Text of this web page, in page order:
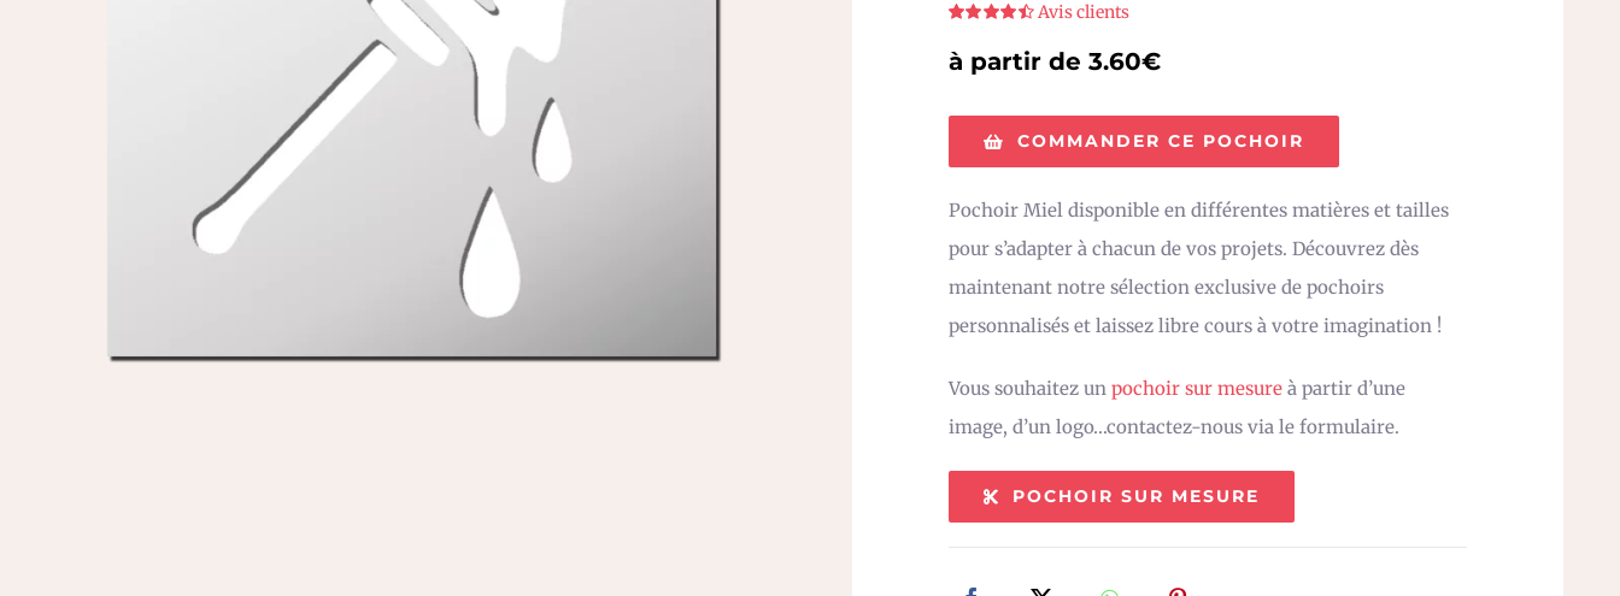
5
Avis clients
à partir de 3.60€
COMMANDER CE POCHOIR
Pochoir Miel disponible en différentes matières et tailles
pour s’adapter à chacun de vos projets. Découvrez dès
maintenant notre sélection exclusive de pochoirs
personnalisés et laissez libre cours à votre imagination !
Vous souhaitez un pochoir sur mesure à partir d’une
image, d’un logo…contactez-nous via le formulaire.
POCHOIR SUR MESURE